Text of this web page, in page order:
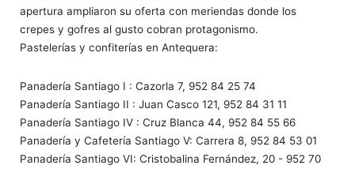
apertura ampliaron su oferta con meriendas donde los
crepes y gofres al gusto cobran protagonismo.
Pastelerías y confiterías en Antequera:
Panadería Santiago I : Cazorla 7, 952 84 25 74
Panadería Santiago II : Juan Casco 121, 952 84 31 11
Panadería Santiago IV : Cruz Blanca 44, 952 84 55 66
Panadería y Cafetería Santiago V: Carrera 8, 952 84 53 01
Panadería Santiago VI: Cristobalina Fernández, 20 - 952 70